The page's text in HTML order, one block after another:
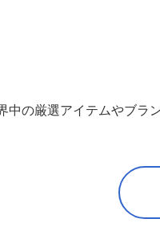
の厳選アイテムやブラ